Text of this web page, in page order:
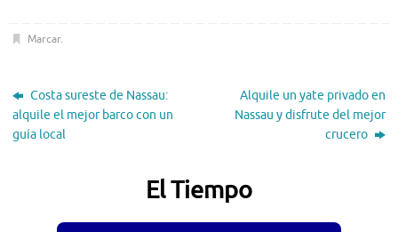
Marcar.
Costa sureste de Nassau:
alquile el mejor barco con un
guía local
Alquile un yate privado en
Nassau y disfrute del mejor
crucero
El Tiempo